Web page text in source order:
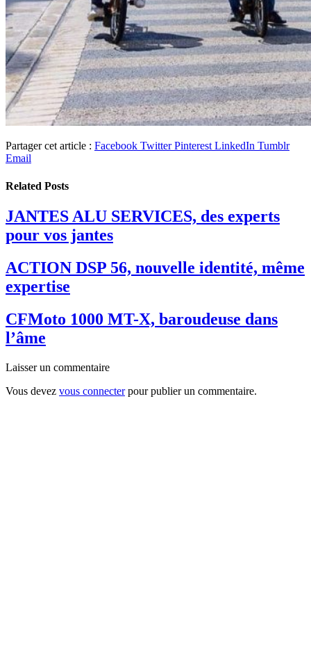
Partager cet article : Facebook Twitter Pinterest LinkedIn Tumblr
Email
Related Posts
JANTES ALU SERVICES, des experts
pour vos jantes
ACTION DSP 56, nouvelle identité, même
expertise
CFMoto 1000 MT-X, baroudeuse dans
l’âme
Laisser un commentaire
Vous devez vous connecterpour publier un commentaire.